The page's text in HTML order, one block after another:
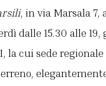
, in via Marsala 7,
dalle 15.30 alle 19,
la cui sede